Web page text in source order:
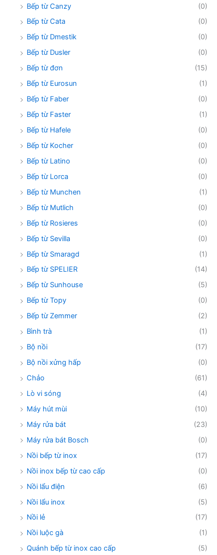
Bếp từ Canzy
(0)
Bếp từ Cata
(0)
Bếp từ Dmestik
(0)
Bếp từ Dusler
(0)
Bếp từ đơn
(15)
Bếp từ Eurosun
(1)
Bếp từ Faber
(0)
Bếp từ Faster
(1)
Bếp từ Hafele
(0)
Bếp từ Kocher
(0)
Bếp từ Latino
(0)
Bếp từ Lorca
(0)
Bếp từ Munchen
(1)
Bếp từ Mutlich
(0)
Bếp từ Rosieres
(0)
Bếp từ Sevilla
(0)
Bếp từ Smaragd
(1)
Bếp từ SPELIER
(14)
Bếp từ Sunhouse
(5)
Bếp từ Topy
(0)
Bếp từ Zemmer
(2)
Bình trà
(1)
Bộ nồi
(17)
Bộ nồi xửng hấp
(0)
Chảo
(61)
Lò vi sóng
(4)
Máy hút mùi
(10)
Máy rửa bát
(23)
Máy rửa bát Bosch
(0)
Nồi bếp từ inox
(17)
Nồi inox bếp từ cao cấp
(0)
Nồi lẩu điện
(6)
Nồi lẩu inox
(5)
Nồi lẻ
(17)
Nồi luộc gà
(1)
Quánh bếp từ inox cao cấp
(5)